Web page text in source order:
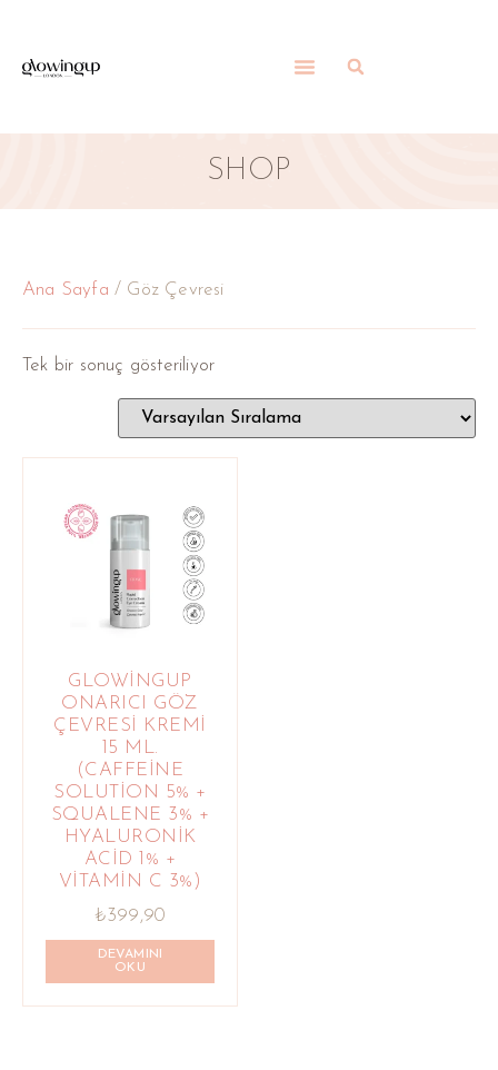
SHOP
Ana Sayfa / Göz Çevresi
Tek bir sonuç gösteriliyor
GLOWINGUP
ONARICI GÖZ
ÇEVRESI KREMI
15 ML.
(CAFFEINE
SOLUTION 5% +
SQUALENE 3% +
HYALURONIK
ACID 1% +
VITAMIN C 3%)
₺399,90
DEVAMINI
OKU